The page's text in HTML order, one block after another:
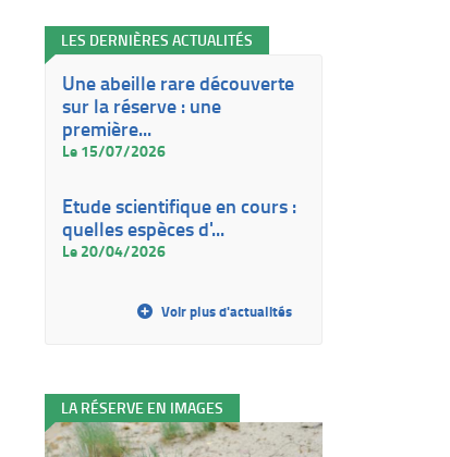
LES DERNIÈRES ACTUALITÉS
Une abeille rare découverte
sur la réserve : une
première...
Le 15/07/2026
Etude scientifique en cours :
quelles espèces d'...
Le 20/04/2026
Voir plus d'actualités
LA RÉSERVE EN IMAGES